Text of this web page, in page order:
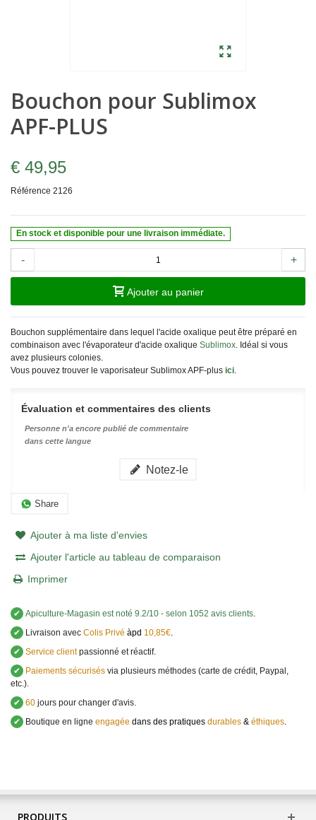
Bouchon pour Sublimox
APF-PLUS
€ 49,95
Référence 2126
En stock et disponible pour une livraison immédiate.
- +
Ajouter au panier
Bouchon supplémentaire dans lequel l'acide oxalique peut être préparé en
combinaison avec l'évaporateur d'acide oxalique Sublimox. Idéal si vous
avez plusieurs colonies.
Vous pouvez trouver le vaporisateur Sublimox APF-plus ici.
Évaluation et commentaires des clients
Personne n'a encore publié de commentaire
dans cette langue
Notez-le
Share
Ajouter à ma liste d'envies
Ajouter l'article au tableau de comparaison
Imprimer
✔ Apiculture-Magasin est noté 9.2/10 - selon 1052 avis clients.
✔
Livraison avec Colis Privé àpd 10,85€.
✔ Service clientpassionné et réactif.
✔
Paiements sécurisés via plusieurs méthodes (carte de crédit, Paypal,
etc.).
✔ 60 jours pour changer d'avis.
✔
Boutique en ligne engagée dans des pratiques durables & éthiques.
PRODUITS